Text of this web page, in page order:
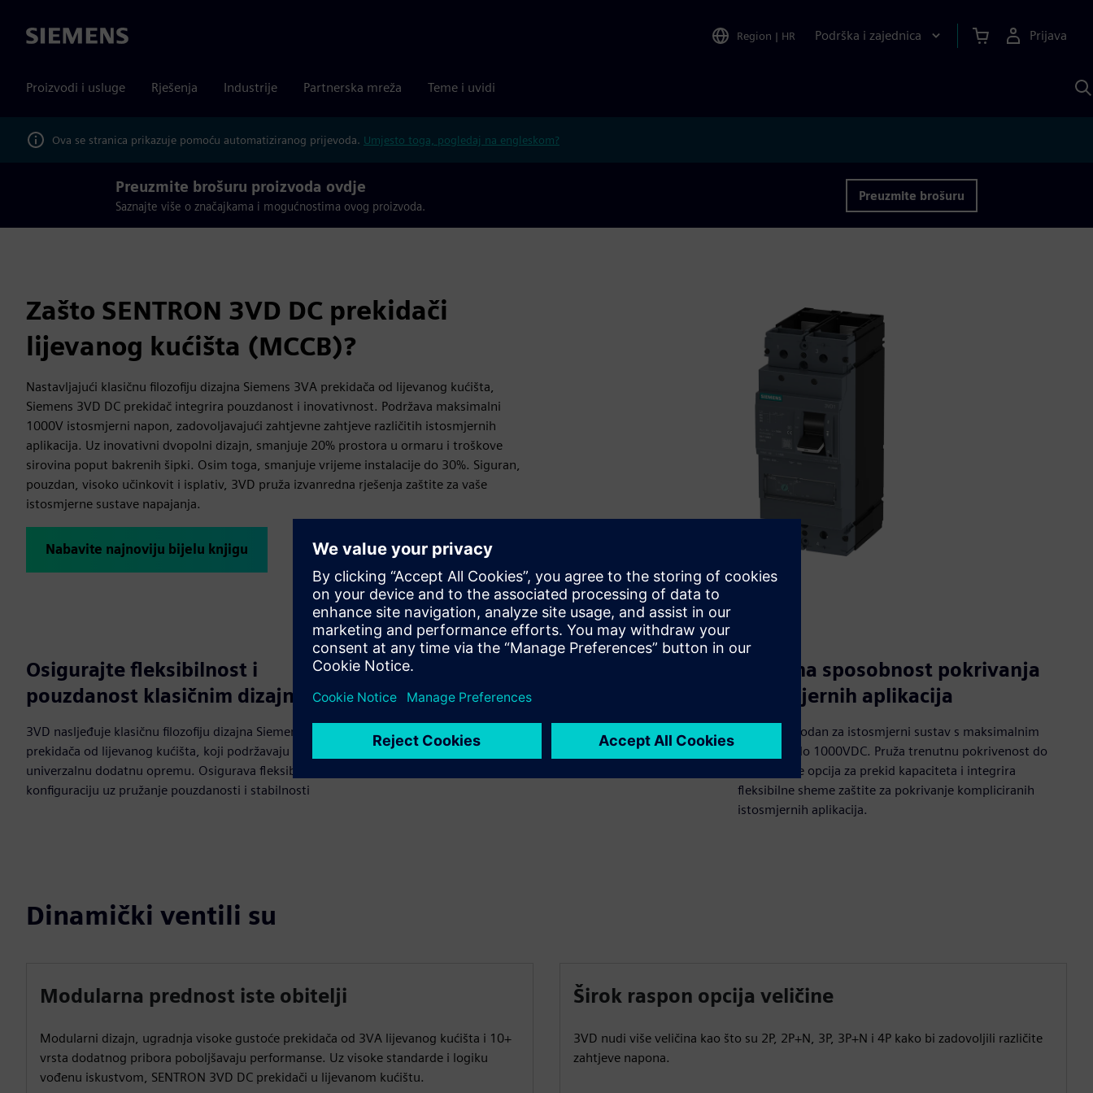
Siemens Region | HR Podrška i zajednica Prijava
Proizvodi i usluge Rješenja Industrije Partnerska mreža Teme i uvidi
Ova se stranica prikazuje pomoću automatiziranog prijevoda. Umjesto toga, pogledaj na engleskom?
Preuzmite brošuru proizvoda ovdje
Saznajte više o značajkama i mogućnostima ovog proizvoda.
Preuzmite brošuru
Zašto SENTRON 3VD DC prekidači
lijevanog kućišta (MCCB)?
Nastavljajući klasičnu filozofiju dizajna Siemens 3VA prekidača od lijevanog kućišta,
Siemens 3VD DC prekidač integrira pouzdanost i inovativnost. Podržava maksimalni
1000V istosmjerni napon, zadovoljavajući zahtjevne zahtjeve različitih istosmjernih
aplikacija. Uz inovativni dvopolni dizajn, smanjuje 20% prostora u ormaru i troškove
sirovina poput bakrenih šipki. Osim toga, smanjuje vrijeme instalacije do 30%. Siguran,
pouzdan, visoko učinkovit i isplativ, 3VD pruža izvanredna rješenja zaštite za vaše
istosmjerne sustave napajanja.
Nabavite najnoviju bijelu knjigu
Osigurajte fleksibilnost i
pouzdanost klasičnim dizajnom
3VD nasljeđuje klasičnu filozofiju dizajna Siemens 3VA
prekidača od lijevanog kućišta, koji podržavaju
univerzalnu dodatnu opremu. Osigurava fleksibilnu
konfiguraciju uz pružanje pouzdanosti i stabilnosti
Inovativni dizajn
3VD pruža inovativan dizajn veličine, usvajajući
kompaktnije rješenje s dva pola. Uštedite prostor u
ormaru za 20% i skratite vrijeme instalacije za 30%.
Potpuna sposobnost pokrivanja
istosmjernih aplikacija
3VD je pogodan za istosmjerni sustav s maksimalnim
naponom do 1000VDC. Pruža trenutnu pokrivenost do
1200A, više opcija za prekid kapaciteta i integrira
fleksibilne sheme zaštite za pokrivanje kompliciranih
istosmjernih aplikacija.
Dinamički ventili su
Modularna prednost iste obitelji
Modularni dizajn, ugradnja visoke gustoće prekidača od 3VA lijevanog kućišta i 10+
vrsta dodatnog pribora poboljšavaju performanse. Uz visoke standarde i logiku
vođenu iskustvom, SENTRON 3VD DC prekidači u lijevanom kućištu.
Širok raspon opcija veličine
3VD nudi više veličina kao što su 2P, 2P+N, 3P, 3P+N i 4P kako bi zadovoljili različite
zahtjeve napona.